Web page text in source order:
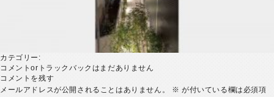
カテゴリー:
コメントorトラックバックはまだありません
コメントを残す
メールアドレスが公開されることはありません。
※ が付いている欄は必須項